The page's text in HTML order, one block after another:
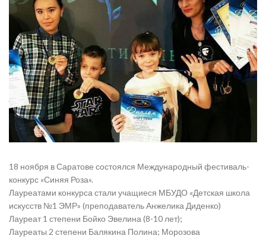
18 ноября в Саратове состоялся Международный фестиваль-
конкурс «Синяя Роза».
Лауреатами конкурса стали учащиеся МБУДО «Детская школа
искусств №1 ЭМР» (преподаватель Анжелика Диденко)
Лауреат 1 степени Бойко Эвелина (8-10 лет);
Лауреаты 2 степени Балякина Полина; Морозова